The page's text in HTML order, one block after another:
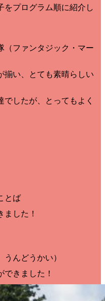
をプログラム順に紹介し
（ファンタジック・マー
揃い、とても素晴らしい
したが、とってもよく
とば
した！
んどうかい）
きました！